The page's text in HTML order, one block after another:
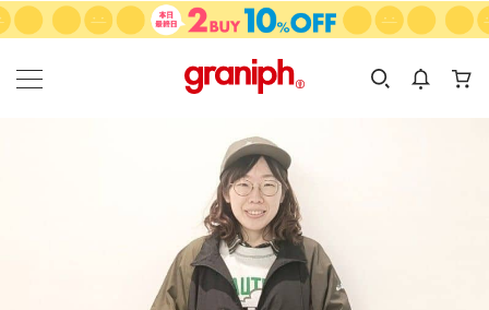
カテゴリーから探す
KIDS
カテゴリ
サイズ